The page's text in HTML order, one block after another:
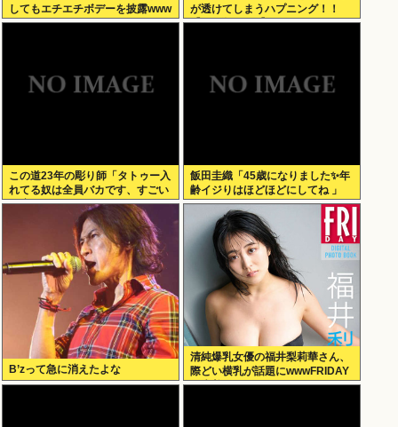
してもエチエチボデーを披露www
が透けてしまうハプニング！！
【GIF動画あり】
この道23年の彫り師「タトゥー入
れてる奴は全員バカです、すごい
民度低い」
飯田圭織「45歳になりました✨年
齢イジりはほどほどにしてね 」
B’zって急に消えたよな
清純爆乳女優の福井梨莉華さん、
際どい横乳が話題にwwwFRIDAY
の水着グラビアオフショットにフ